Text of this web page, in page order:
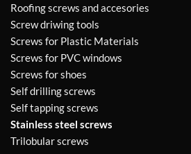
Roofing screws and accesories
Screw driwing tools
Screws for Plastic Materials
Screws for PVC windows
Screws for shoes
Self drilling screws
Self tapping screws
Stainless steel screws
Trilobular screws